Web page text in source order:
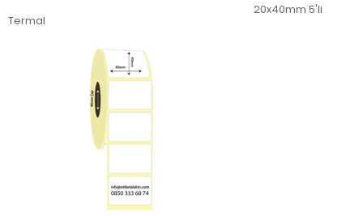
20x40mm 5'li
Termal